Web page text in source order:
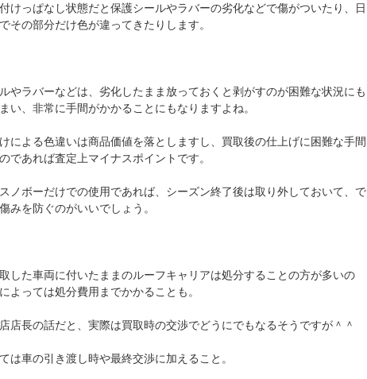
けっぱなし状態だと保護シールやラバーの劣化などで傷がついたり、日
その部分だけ色が違ってきたりします。
やラバーなどは、劣化したまま放っておくと剥がすのが困難な状況にも
い、非常に手間がかかることにもなりますよね。
による色違いは商品価値を落としますし、買取後の仕上げに困難な手間
であれば査定上マイナスポイントです。
ノボーだけでの使用であれば、シーズン終了後は取り外しておいて、で
みを防ぐのがいいでしょう。
した車両に付いたままのルーフキャリアは処分することの方が多いの
よっては処分費用までかかることも。
店長の話だと、実際は買取時の交渉でどうにでもなるそうですが＾＾
は車の引き渡し時や最終交渉に加えること。